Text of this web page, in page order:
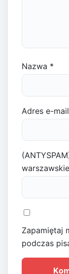
Nazwa *
Adres e-mail
Zapamiętaj
podczas